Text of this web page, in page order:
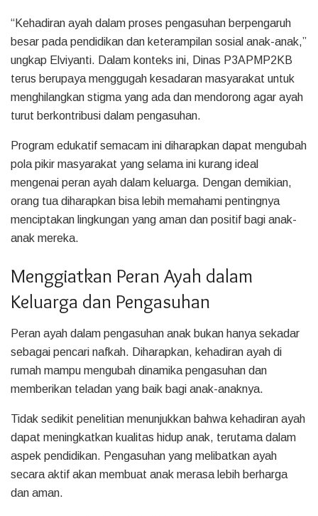
“Kehadiran ayah dalam proses pengasuhan berpengaruh
besar pada pendidikan dan keterampilan sosial anak-anak,”
ungkap Elviyanti. Dalam konteks ini, Dinas P3APMP2KB
terus berupaya menggugah kesadaran masyarakat untuk
menghilangkan stigma yang ada dan mendorong agar ayah
turut berkontribusi dalam pengasuhan.
Program edukatif semacam ini diharapkan dapat mengubah
pola pikir masyarakat yang selama ini kurang ideal
mengenai peran ayah dalam keluarga. Dengan demikian,
orang tua diharapkan bisa lebih memahami pentingnya
menciptakan lingkungan yang aman dan positif bagi anak-
anak mereka.
Menggiatkan Peran Ayah dalam
Keluarga dan Pengasuhan
Peran ayah dalam pengasuhan anak bukan hanya sekadar
sebagai pencari nafkah. Diharapkan, kehadiran ayah di
rumah mampu mengubah dinamika pengasuhan dan
memberikan teladan yang baik bagi anak-anaknya.
Tidak sedikit penelitian menunjukkan bahwa kehadiran ayah
dapat meningkatkan kualitas hidup anak, terutama dalam
aspek pendidikan. Pengasuhan yang melibatkan ayah
secara aktif akan membuat anak merasa lebih berharga
dan aman.